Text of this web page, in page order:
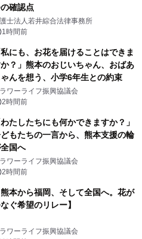
確認点
士法人若井綜合法律事務所
1時間前
私にも、お花を届けることはできま
？」熊本のおじいちゃん、おばあ
んを想う、小学6年生との約束
ワーライフ振興協議会
2時間前
わたしたちにも何かできますか？」
もたちの一言から、熊本支援の輪
国へ
ワーライフ振興協議会
2時間前
熊本から福岡、そして全国へ。花が
ぐ希望のリレー】
ワーライフ振興協議会